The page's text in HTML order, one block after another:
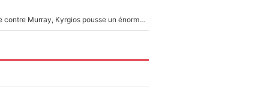
Victime de racisme contre Murray, Kyrgios pousse un énorme coup de gueule !